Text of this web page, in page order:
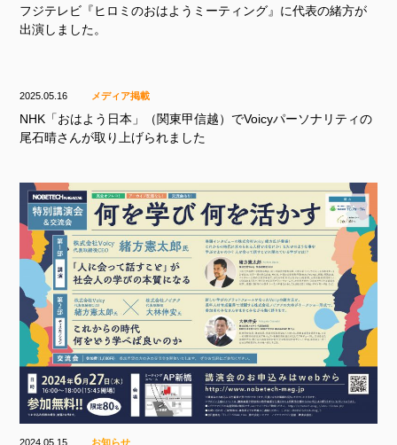
フジテレビ『ヒロミのおはようミーティング』に代表の緒方が
出演しました。
2025.05.16 メディア掲載
NHK「おはよう日本」（関東甲信越）でVoicyパーソナリティの
尾石晴さんが取り上げられました
2024.05.15 お知らせ